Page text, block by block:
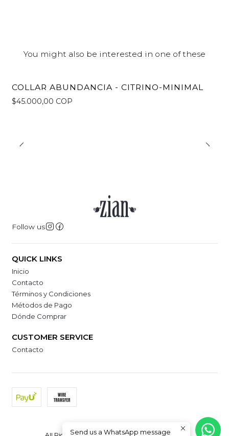
You might also be interested in one of these
COLLAR ABUNDANCIA - CITRINO-MINIMAL
$45.000,00 COP
Follow us
QUICK LINKS
Inicio
Contacto
Términos y Condiciones
Métodos de Pago
Dónde Comprar
CUSTOMER SERVICE
Contacto
Send us a WhatsApp message